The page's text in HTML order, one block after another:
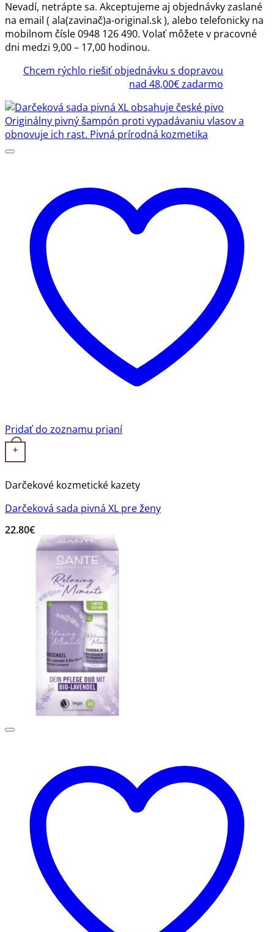
Nevadí, netrápte sa. Akceptujeme aj objednávky zaslané
na email ( ala(zavinač)a-original.sk ), alebo telefonicky na
mobilnom čísle 0948 126 490. Volať môžete v pracovné
dni medzi 9,00 – 17,00 hodinou.
Chcem rýchlo riešiť objednávku s dopravou
nad 48,00€ zadarmo
Pridať do zoznamu prianí
+
Darčekové kozmetické kazety
Darčeková sada pivná XL pre ženy
22.80€